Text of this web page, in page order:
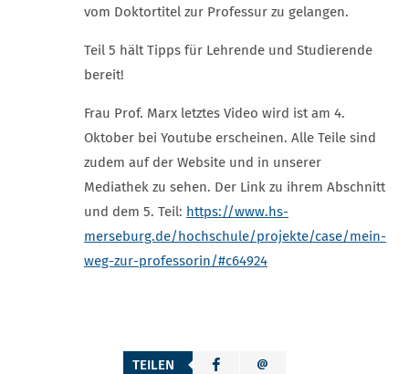
vom Doktortitel zur Professur zu gelangen.
Teil 5 hält Tipps für Lehrende und Studierende
bereit!
Frau Prof. Marx letztes Video wird ist am 4.
Oktober bei Youtube erscheinen. Alle Teile sind
zudem auf der Website und in unserer
Mediathek zu sehen. Der Link zu ihrem Abschnitt
und dem 5. Teil: https://www.hs-
merseburg.de/hochschule/projekte/case/mein-
weg-zur-professorin/#c64924
TEILEN